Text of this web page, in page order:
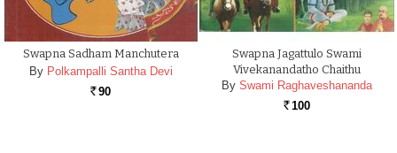
Swapna Sadham Manchutera
By Polkampalli Santha Devi
Rs. 90
Swapna Jagattulo Swami
Vivekanandatho Chaithu
By Swami Raghaveshananda
Rs. 100